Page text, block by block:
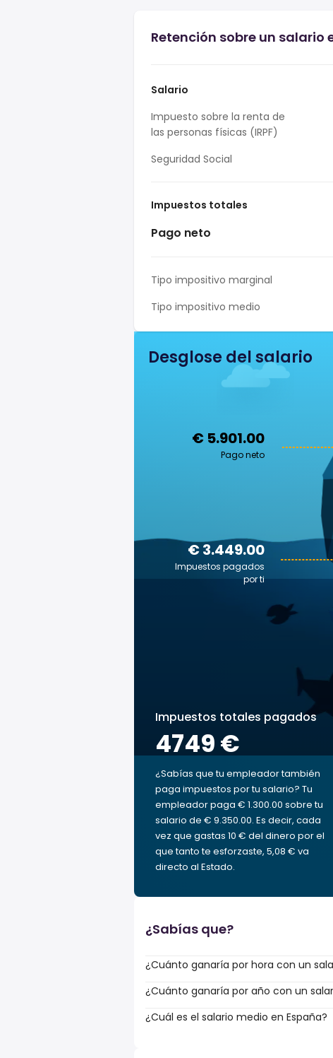
Retención sobre un salario
Salario
Impuesto sobre la renta de
las personas físicas (IRPF)
Seguridad Social
Impuestos totales
Pago neto
Tipo impositivo marginal
Tipo impositivo medio
Desglose del salario
€ 5.901.00
Pago neto
€ 3.449.00
Impuestos pagados
por ti
Impuestos totales pagados
4749 €
¿Sabías que tu empleador también
paga impuestos por tu salario? Tu
empleador paga € 1.300.00 sobre tu
salario de € 9.350.00. Es decir, cada
vez que gastas 10 € del dinero por el
que tanto te esforzaste, 5,08 € va
directo al Estado.
¿Sabías que?
¿Cuánto ganaría por hora con un
¿Cuánto ganaría por año con un
¿Cuál es el salario medio en España?